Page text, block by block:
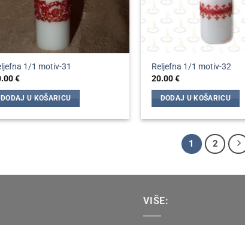
1/1 motiv-31
€
DODAJ U KOŠARICU
Reljefna 1/1 motiv-32
20.00€
DODAJ U KOŠARICU
1 2
VIŠE: